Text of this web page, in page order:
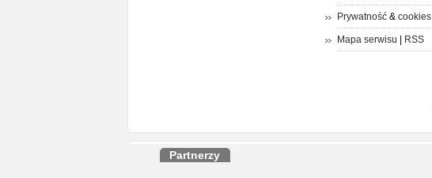
Prywatność& cookies
Mapa serwisu RSS
Partnerzy